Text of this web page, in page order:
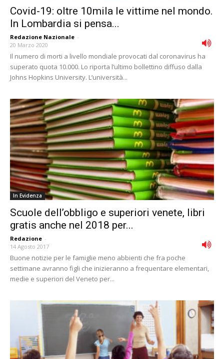
Covid-19: oltre 10mila le vittime nel mondo.
In Lombardia si pensa...
Redazione Nazionale -
20 Marzo 2020
Il numero di morti a livello mondiale provocati dal coronavirus ha
superato quota 10.000. Lo riporta l’ultimo bollettino diffuso dalla
Johns Hopkins University. L’università...
In Evidenza
Scuole dell’obbligo e superiori venete, libri
gratis anche nel 2018 per...
Redazione -
14 Agosto 2017
Buone notizie per le famiglie meno abbienti che fra poche
settimane avranno figli che inizieranno a frequentare elementari,
medie e superiori del Veneto per...